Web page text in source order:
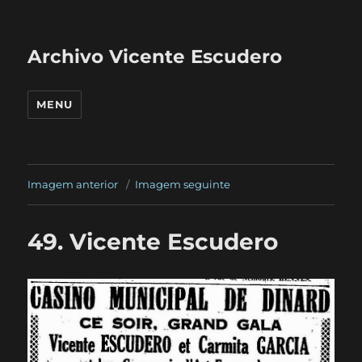
Archivo Vicente Escudero
MENU
Imagem anterior Imagem seguinte
49. Vicente Escudero